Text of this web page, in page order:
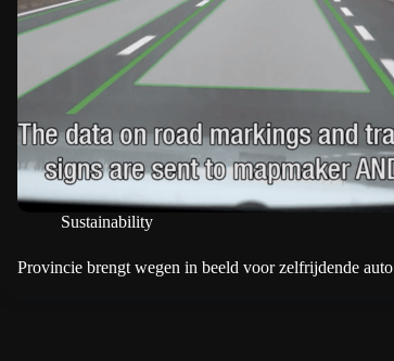
Sustainability
Provincie brengt wegen in beeld voor zelfrijdende auto